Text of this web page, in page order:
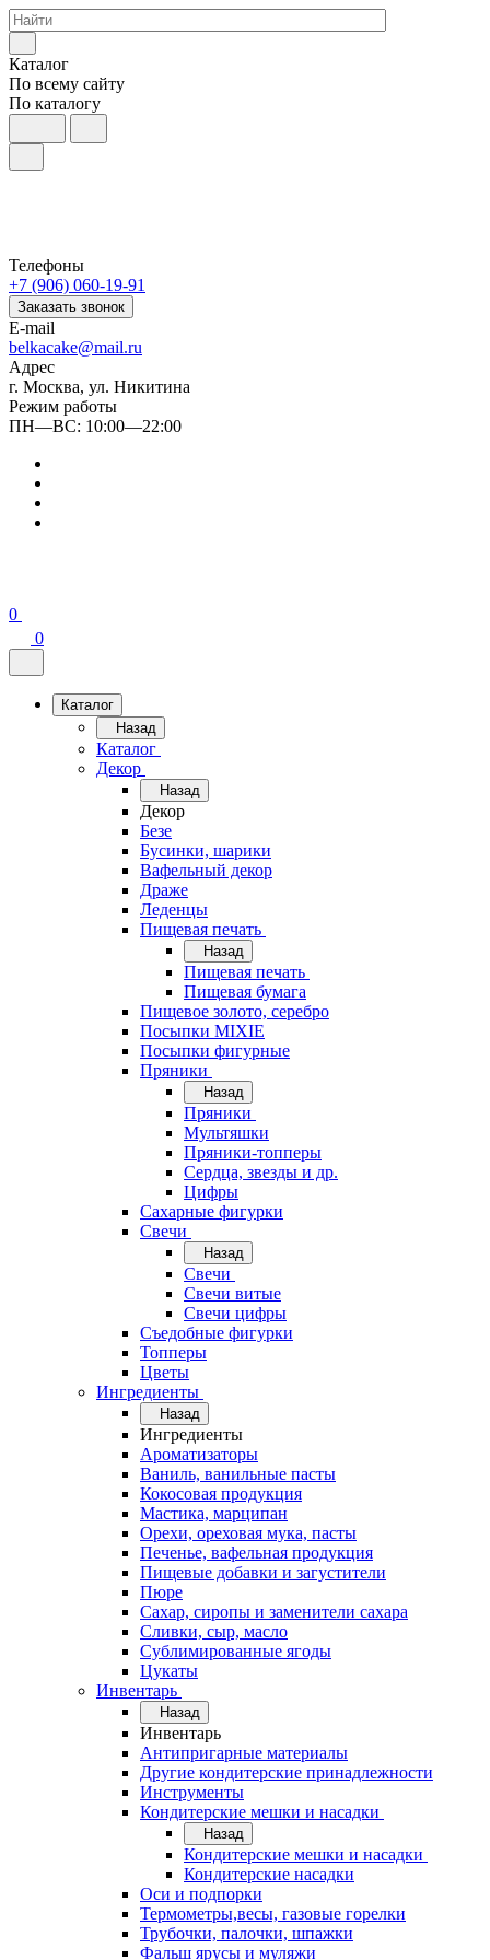
Каталог
По всему сайту
По каталогу
Телефоны
+7 (906) 060-19-91
Заказать звонок
E-mail
belkacake@mail.ru
Адрес
г. Москва, ул. Никитина
Режим работы
ПН—ВС: 10:00—22:00
0
0
Каталог
Назад
Каталог
Декор
Назад
Декор
Безе
Бусинки, шарики
Вафельный декор
Драже
Леденцы
Пищевая печать
Назад
Пищевая печать
Пищевая бумага
Пищевое золото, серебро
Посыпки MIXIE
Посыпки фигурные
Пряники
Назад
Пряники
Мультяшки
Пряники-топперы
Сердца, звезды и др.
Цифры
Сахарные фигурки
Свечи
Назад
Свечи
Свечи витые
Свечи цифры
Съедобные фигурки
Топперы
Цветы
Ингредиенты
Назад
Ингредиенты
Ароматизаторы
Ваниль, ванильные пасты
Кокосовая продукция
Мастика, марципан
Орехи, ореховая мука, пасты
Печенье, вафельная продукция
Пищевые добавки и загустители
Пюре
Сахар, сиропы и заменители сахара
Сливки, сыр, масло
Сублимированные ягоды
Цукаты
Инвентарь
Назад
Инвентарь
Антипригарные материалы
Другие кондитерские принадлежности
Инструменты
Кондитерские мешки и насадки
Назад
Кондитерские мешки и насадки
Кондитерские насадки
Оси и подпорки
Термометры,весы, газовые горелки
Трубочки, палочки, шпажки
Фальш ярусы и муляжи